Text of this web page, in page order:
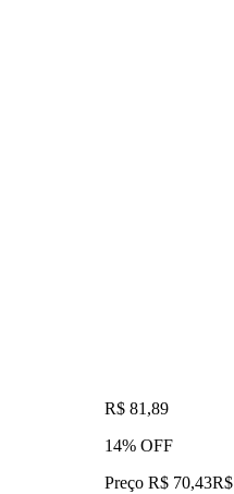
R$ 81,89
14% OFF
Preço R$ 70,43R$